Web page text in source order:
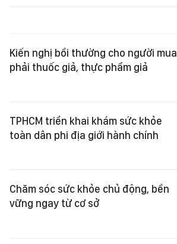
Kiến nghị bồi thường cho người mua
phải thuốc giả, thực phẩm giả
TPHCM triển khai khám sức khỏe
toàn dân phi địa giới hành chính
Chăm sóc sức khỏe chủ động, bền
vững ngay từ cơ sở